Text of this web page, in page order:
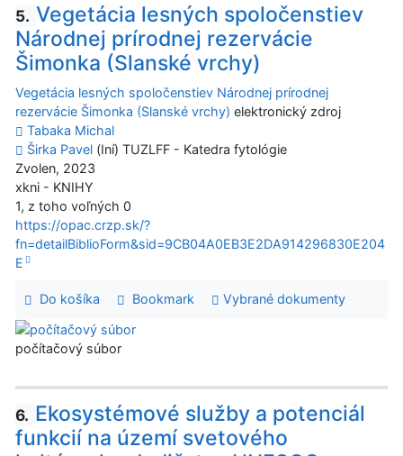
5. Vegetácia lesných spoločenstiev
Národnej prírodnej rezervácie
Šimonka (Slanské vrchy)
Vegetácia lesných spoločenstiev Národnej prírodnej
rezervácie Šimonka (Slanské vrchy) elektronický zdroj
Tabaka Michal
Širka Pavel (Iní) TUZLFF - Katedra fytológie
Zvolen, 2023
xkni - KNIHY
1, z toho voľných 0
https://opac.crzp.sk/?
fn=detailBiblioForm&sid=9CB04A0EB3E2DA914296830E204
E
Do košíka Bookmark Vybrané dokumenty
počítačový súbor
6. Ekosystémové služby a potenciál
funkcií na území svetového